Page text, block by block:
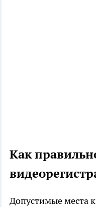
Как
Допустимые места